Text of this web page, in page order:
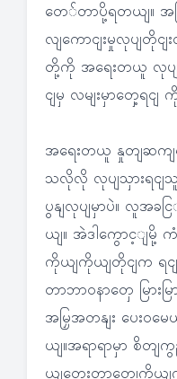
တေ်တာပို့ရတယျ။ အမ
လျကောငျးမှုလုပျတိုင
တို့ကို အရေးတယူ လုပျ
ငျမှ လမျးမှာတှေ့ရင
အရေးတယူ နှုတျဆကျရင
သလိုလို လုပျသှားရငျ
ပွနျလုပျမှာပဲ။ လူအခ
ယျ။ အဲဒါကွောင့ျမို့ ကံ
ကိုယျကိုယျတိုငျက ရင
တာဘာဝနာတှေ မြားမ
အမြှအတနျး ပေးဝမ
ယျ။အရာရာမှာ စိတ
ယျတှေးတာတှေ၊ကိုယ